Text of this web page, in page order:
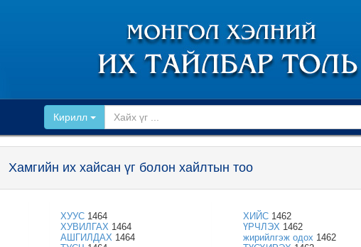
Кирилл
Хамгийн их хайсан үг болон хайлтын тоо
ХУУС 1464
ХУВИЛГАХ 1464
АШГИЛДАХ 1464
ХИЙС1462
ҮРЧЛЭХ 1462
жирийлгэж одох 1462